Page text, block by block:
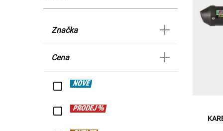
Značka
Cena
NOVÉ
PRODEJ %